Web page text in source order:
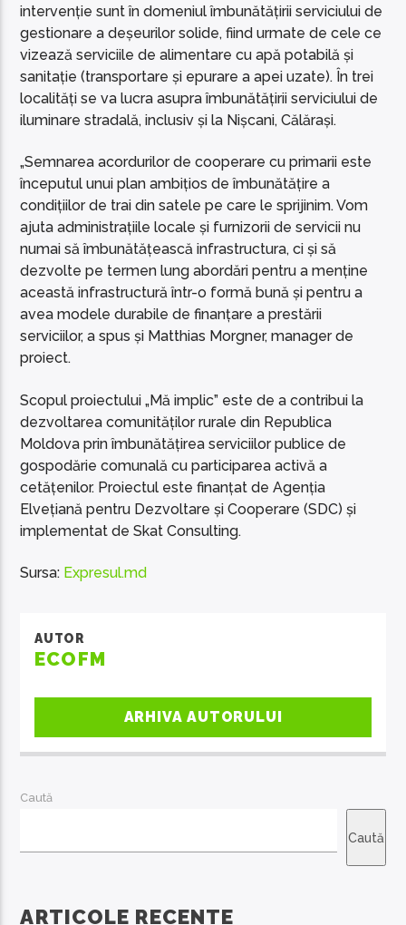
intervenție sunt în domeniul îmbunătățirii serviciului de
gestionare a deșeurilor solide, fiind urmate de cele ce
vizează serviciile de alimentare cu apă potabilă și
sanitație (transportare și epurare a apei uzate). În trei
localități se va lucra asupra îmbunătățirii serviciului de
iluminare stradală, inclusiv și la Nișcani, Călărași.
„Semnarea acordurilor de cooperare cu primarii este
începutul unui plan ambițios de îmbunătățire a
condițiilor de trai din satele pe care le sprijinim. Vom
ajuta administrațiile locale și furnizorii de servicii nu
numai să îmbunătățească infrastructura, ci și să
dezvolte pe termen lung abordări pentru a menține
această infrastructură într-o formă bună și pentru a
avea modele durabile de finanțare a prestării
serviciilor, a spus și Matthias Morgner, manager de
proiect.
Scopul proiectului „Mă implic” este de a contribui la
dezvoltarea comunităților rurale din Republica
Moldova prin îmbunătățirea serviciilor publice de
gospodărie comunală cu participarea activă a
cetățenilor. Proiectul este finanțat de Agenția
Elvețiană pentru Dezvoltare și Cooperare (SDC) și
implementat de Skat Consulting.
Sursa: Expresul.md
AUTOR
ECOFM
ARHIVA AUTORULUI
Caută
Caută
ARTICOLE RECENTE